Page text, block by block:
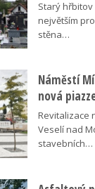
Starý
největším
stěna…
Náměstí
nová
Revitalizace
Veselí nad
stavebních…